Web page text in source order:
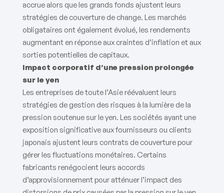
accrue alors que les grands fonds ajustent leurs
stratégies de couverture de change. Les marchés
obligataires ont également évolué, les rendements
augmentant en réponse aux craintes d’inflation et aux
sorties potentielles de capitaux.
Impact corporatif d’une pression prolongée
sur le yen
Les entreprises de toute l’Asie réévaluent leurs
stratégies de gestion des risques à la lumière de la
pression soutenue sur le yen. Les sociétés ayant une
exposition significative aux fournisseurs ou clients
japonais ajustent leurs contrats de couverture pour
gérer les fluctuations monétaires. Certains
fabricants renégocient leurs accords
d’approvisionnement pour atténuer l’impact des